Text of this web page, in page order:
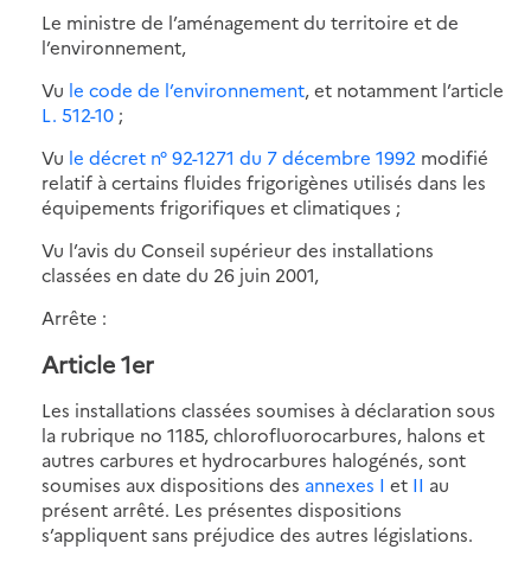
Le ministre de l’aménagement du territoire et de
l’environnement,
Vu le code de l’environnement, et notamment l’article
L. 512-10 ;
Vu le décret n° 92-1271 du 7 décembre 1992 modifié
relatif à certains fluides frigorigènes utilisés dans les
équipements frigorifiques et climatiques ;
Vu l’avis du Conseil supérieur des installations
classées en date du 26 juin 2001,
Arrête :
Article 1er
Les installations classées soumises à déclaration sous
la rubrique no 1185, chlorofluorocarbures, halons et
autres carbures et hydrocarbures halogénés, sont
soumises aux dispositions des annexes I et II au
présent arrêté. Les présentes dispositions
s’appliquent sans préjudice des autres législations.